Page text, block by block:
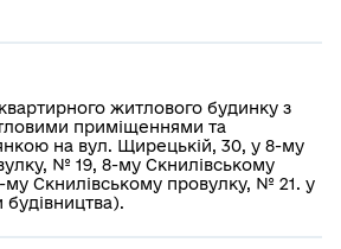
житлового будинку з
приміщеннями та
на вул. Щирецькій, 30, у 8-му
№ 19, 8-му Скнилівському
Скнилівському провулку, № 21. у
будівництва).